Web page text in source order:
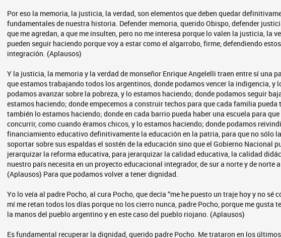
Por eso la memoria, la justicia, la verdad, son elementos que deben quedar
fundamentales de nuestra historia. Defender memoria, querido Obispo, defender
que me agredan, a que me insulten, pero no me interesa porque lo valen la justicia, la
pueden seguir haciendo porque voy a estar como el algarrobo, firme, defendiendo
integración. (Aplausos)
Y la justicia, la memoria y la verdad de monseñor Enrique Angelelli traen entre sí una
que estamos trabajando todos los argentinos, donde podamos vencer la indigencia, y
podamos avanzar sobre la pobreza, y lo estamos haciendo; donde podamos seguir
estamos haciendo; donde empecemos a construir techos para que cada familia pueda
también lo estamos haciendo; donde en cada barrio pueda haber una escuela para
concurrir, como cuando éramos chicos, y lo estamos haciendo; donde podamos
financiamiento educativo definitivamente la educación en la patria, para que no sólo
soportar sobre sus espaldas el sostén de la educación sino que el Gobierno Nacional
jerarquizar la reforma educativa, para jerarquizar la calidad educativa, la calidad
nuestro país necesita en un proyecto educacional integrador, de sur a norte y de norte
(Aplausos) Para que podamos volver a tener dignidad.
Yo lo veía al padre Pocho, al cura Pocho, que decía “me he puesto un traje hoy y no sé
mí me retan todos los días porque no los cierro nunca, padre Pocho, porque me gusta
la manos del pueblo argentino y en este caso del pueblo riojano. (Aplausos)
Es fundamental recuperar la dignidad, querido padre Pocho. Me trataron en los